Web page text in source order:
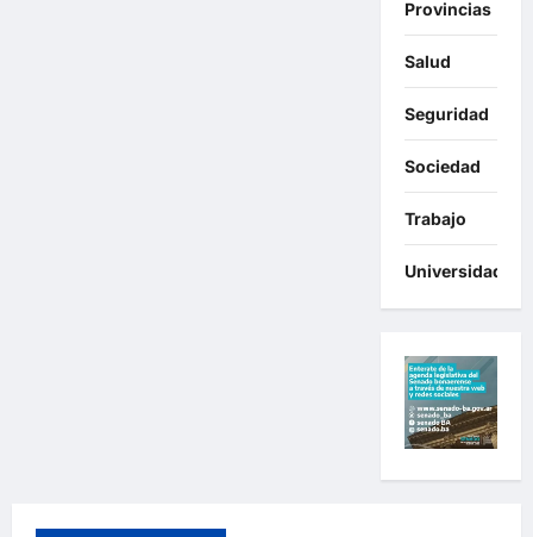
Provincias
Salud
Seguridad
Sociedad
Trabajo
Universidades